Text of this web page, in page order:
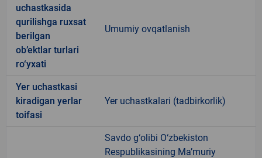
uchastkasida
qurilishga ruxsat
berilgan
ob’ektlar turlari
ro‘yxati
Umumiy ovqatlanish
Yer uchastkasi
kiradigan yerlar
toifasi
Yer uchastkalari (tadbirkorlik)
Savdo g‘olibi O‘zbekiston
Respublikasining Ma’muriy